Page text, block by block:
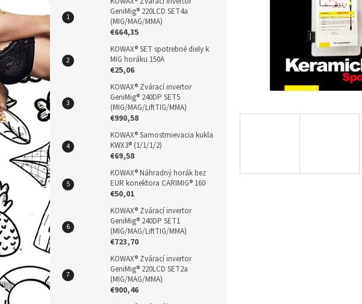
n
e
l
GeniMig® 220LCD SET4a
(MIG/MAG/MMA)
€664,35
KOWAX® SET spotrebné diely k
MIG horáku 150A
€25,06
KOWAX® Zvárací invertor
GeniMig® 240DP SET5
(MIG/MAG/LiftTIG/MMA)
€990,58
KOWAX® Samostmievacia kukla
KWX3® (1/1/1/2)
€69,58
KOWAX® Náhradný horák bez
EUR konektora CARIMIG® 160
€50,01
KOWAX® Zvárací invertor
GeniMig® 240DP SET1
(MIG/MAG/LiftTIG/MMA)
€723,70
KOWAX® Zvárací invertor
GeniMig® 220LCD SET2a
(MIG/MAG/MMA)
€900,46